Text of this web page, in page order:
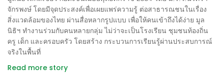
จักรพงษ์ โดยมีจุดประสงค์เพื่อเผยแพร่ความรู้ ต่อสาธารณชนในเรื่อง
สิ่งแวดล้อมของไทย ผ่านสื่อหลากรูปแบบ เพื่อให้คนเข้าถึงได้ง่าย มูล
นิธิฯ ทำงานร่วมกับคนหลายกลุ่ม ไม่ว่าจะเป็นโรงเรียน ชุมชนท้องถิ่น
ครู เด็ก และครอบครัว โดยสร้าง กระบวนการเรียนรู้ผ่านประสบการณ์
จริงในพื้นที่
Read more story